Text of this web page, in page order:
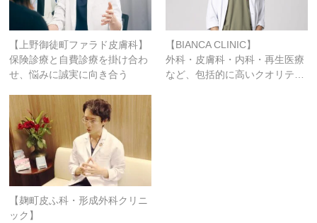
【上野御徒町ファラド皮膚科】
保険診療と自費診療を掛け合わ
せ、悩みに誠実に向き合う
【BIANCA CLINIC】
外科・皮膚科・内科・再生医療
など、包括的に高いクオリテ…
【麹町皮ふ科・形成外科クリニ
ック】